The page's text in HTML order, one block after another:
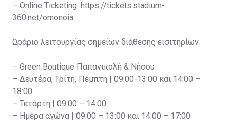
– Online Ticketing: https://tickets.stadium-
360.net/omonoia
Ωράριο λειτουργίας σημείων διάθεσης εισιτηρίων
– Green Boutique Παπανικολή & Νήσου
– Δευτέρα, Τρίτη, Πέμπτη | 09:00-13:00 και 14:00 –
18:00
– Τετάρτη | 09:00 – 14:00
– Ημέρα αγώνα | 09:00 – 13:00 και 14:00 – 17:00